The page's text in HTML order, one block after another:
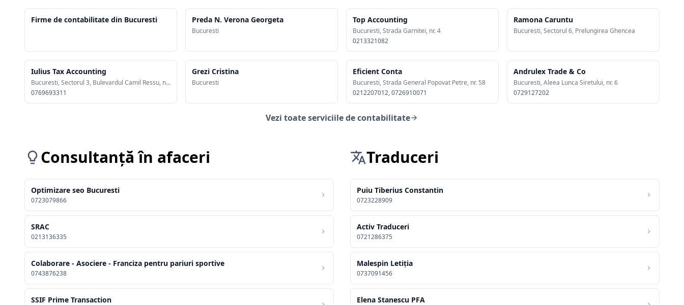
Firme de contabilitate din Bucuresti Preda N. Verona Georgeta
Bucuresti
Top Accounting
Bucuresti, Strada Garnitei, nr. 4
0213321082
Ramona Caruntu
Bucuresti, Sectorul 6, Prelungirea Ghencea
Iulius Tax Accounting
Bucuresti, Sectorul 3, Bulevardul Camil Ressu, nr. 76
0769693311
Grezi Cristina
Bucuresti
Eficient Conta
Bucuresti, Strada General Popovat Petre, nr. 58
0212207012, 0726910071
Andrulex Trade & Co
Bucuresti, Aleea Lunca Siretului, nr. 6
0729127202
Vezi toate serviciile de contabilitate
Consultanță în afaceri
Optimizare seo Bucuresti
0723079866
SRAC
0213136335
Colaborare - Asociere - Franciza pentru pariuri sportive
0743876238
SSIF Prime Transaction
Traduceri
Puiu Tiberius Constantin
0723228909
Activ Traduceri
0721286375
Malespin Letiţia
0737091456
Elena Stanescu PFA